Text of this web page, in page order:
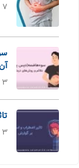
7 ماه پیش
3 سال پیش
3 سال پیش